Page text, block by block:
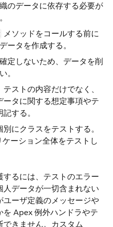
のデータに依存する必要が
メソッドをコールする前に
ータを作成する。
定しないため、データを削
。
ストの内容だけでなく、
タに関する想定事項やテ
する。
にクラスをテストする。
ーション全体をテストし
るには、テストのエラー
データが一切含まれない
ーザ定義のメッセージや
Apex 例外ハンドラやテ
きません。カスタム